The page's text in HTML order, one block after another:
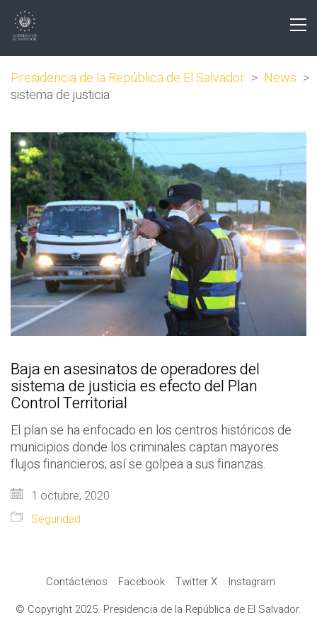
Presidencia de la República de El Salvador > News >
sistema de justicia
Baja en asesinatos de operadores del
sistema de justicia es efecto del Plan
Control Territorial
El plan se ha enfocado en los centros históricos de
municipios donde los criminales captan mayores
flujos financieros; así se golpea a sus finanzas.
1 octubre, 2020
Seguridad
Contáctenos Facebook Twitter X
Instagram
© Copyright 2025. Presidencia de la República de El Salvador.